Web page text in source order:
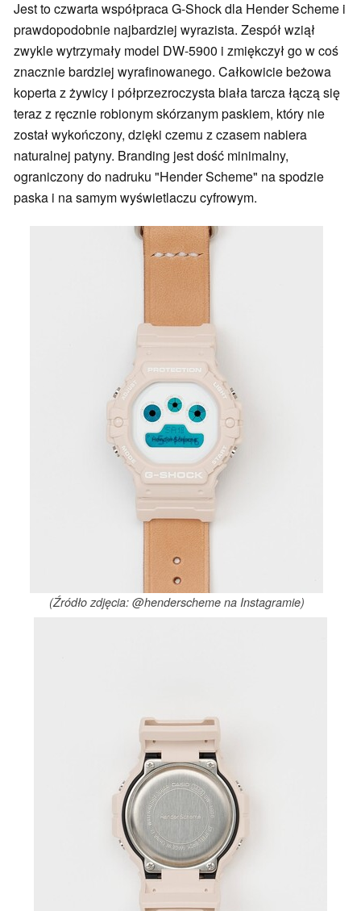
Jest to czwarta współpraca G-Shock dla Hender Scheme i
prawdopodobnie najbardziej wyrazista. Zespół wziął
zwykle wytrzymały model DW-5900 i zmiękczył go w coś
znacznie bardziej wyrafinowanego. Całkowicie beżowa
koperta z żywicy i półprzezroczysta biała tarcza łączą się
teraz z ręcznie robionym skórzanym paskiem, który nie
został wykończony, dzięki czemu z czasem nabiera
naturalnej patyny. Branding jest dość minimalny,
ograniczony do nadruku "Hender Scheme" na spodzie
paska i na samym wyświetlaczu cyfrowym.
(Źródło zdjęcia: @henderscheme na Instagramie)